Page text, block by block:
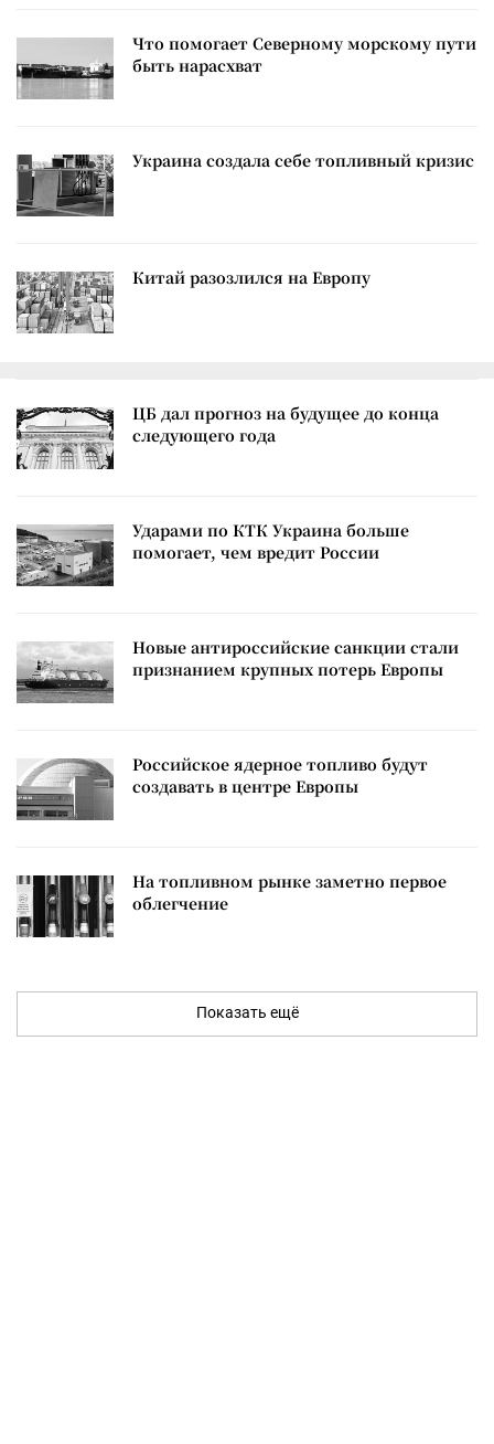
Что помогает Северному морскому пути
быть нарасхват
Украина создала себе топливный кризис
Китай разозлился на Европу
ЦБ дал прогноз на будущее до конца
следующего года
Ударами по КТК Украина больше
помогает, чем вредит России
Новые антироссийские санкции стали
признанием крупных потерь Европы
Российское ядерное топливо будут
создавать в центре Европы
На топливном рынке заметно первое
облегчение
Показать ещё